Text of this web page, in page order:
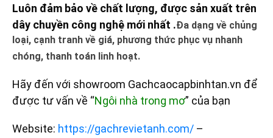
Luôn đảm bảo về chất lượng, được sản xuất trên
dây chuyền công nghệ mới nhất .Đa dạng về chủng
loại, cạnh tranh về giá, phương thức phục vụ nhanh
chóng, thanh toán linh hoạt.
Hãy đến với showroom Gachcaocapbinhtan.vn để
được tư vấn về “Ngôi nhà trong mơ” của bạn
Website: https://gachrevietanh.com/ –